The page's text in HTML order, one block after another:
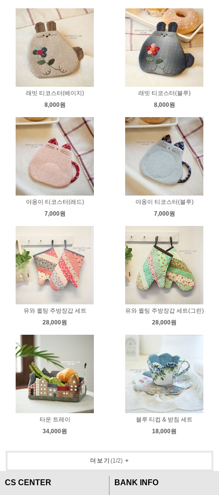
래빗 티코스터(베이지)
8,000원
래빗 티코스터(블루)
8,000원
야옹이 티코스터(레드)
7,000원
야옹이 티코스터(블루)
7,000원
유와 퀼팅 주방장갑 세트
28,000원
유와 퀼팅 주방장갑 세트(그린)
28,000원
타운 트레이
34,000원
블루 티컵 & 받침 세트
18,000원
더보기 (1/2)+
CS CENTER
BANK INFO